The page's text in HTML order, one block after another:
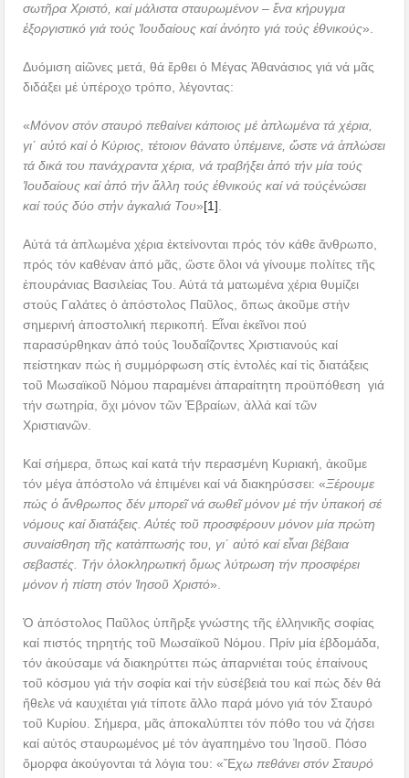
σωτῆρα Χριστό, καί μάλιστα σταυρωμένον – ἕνα κήρυγμα
ἐξοργιστικό γιά τούς Ἰουδαίους καί ἀνόητο γιά τούς ἐθνικούς».
Δυόμιση αἰῶνες μετά, θά ἔρθει ὁ Μέγας Ἀθανάσιος γιά νά μᾶς
διδάξει μέ ὑπέροχο τρόπο, λέγοντας:
«Μόνον στόν σταυρό πεθαίνει κάποιος μέ ἁπλωμένα τά χέρια,
γι΄ αὐτό καί ὁ Κύριος, τέτοιον θάνατο ὑπέμεινε, ὥστε νά ἁπλώσει
τά δικά του πανάχραντα χέρια, νά τραβήξει ἀπό τήν μία τούς
Ἰουδαίους καί ἀπό τήν ἄλλη τούς ἐθνικούς καί νά τούςἑνώσει
καί τούς δύο στἠν ἀγκαλιά Του»[1].
Αὐτά τά ἁπλωμένα χέρια ἐκτείνονται πρός τόν κάθε ἄνθρωπο,
πρός τόν καθέναν ἀπό μᾶς, ὥστε ὅλοι νά γίνουμε πολίτες τῆς
ἐπουράνιας Βασιλείας Του. Αὐτά τά ματωμένα χέρια θυμίζει
στούς Γαλάτες ὁ ἀπόστολος Παῦλος, ὅπως ἀκοῦμε στἠν
σημερινή ἀποστολική περικοπή. Εἶναι ἐκεῖνοι πού
παρασύρθηκαν ἀπό τούς Ἰουδαΐζοντες Χριστιανούς καί
πείστηκαν πώς ἡ συμμόρφωση στίς ἐντολές καί τἰς διατάξεις
τοῦ Μωσαϊκοῦ Νόμου παραμένει ἀπαραίτητη προϋπόθεση γιά
τήν σωτηρία, ὄχι μόνον τῶν Ἑβραίων, ἀλλά καί τῶν
Χριστιανῶν.
Καί σήμερα, ὅπως καί κατά τήν περασμένη Κυριακή, ἀκοῦμε
τόν μέγα ἀπόστολο νά ἐπιμένει καί νά διακηρύσσει: «Ξέρουμε
πώς ὁ ἄνθρωπος δέν μπορεῖ νά σωθεῖ μόνον μέ τήν ὑπακοή σέ
νόμους καί διατάξεις. Αὐτές τοῦ προσφέρουν μόνον μία πρώτη
συναίσθηση τῆς κατάπτωσής του, γι΄ αὐτό καί εἶναι βέβαια
σεβαστές. Τήν ὁλοκληρωτική ὅμως λύτρωση τήν προσφέρει
μόνον ἡ πίστη στόν Ἰησοῦ Χριστό».
Ὁ ἀπόστολος Παῦλος ὑπῆρξε γνώστης τῆς ἑλληνικῆς σοφίας
καί πιστός τηρητής τοῦ Μωσαϊκοῦ Νόμου. Πρίν μία ἑβδομάδα,
τόν ἀκούσαμε νά διακηρύττει πώς ἀπαρνιέται τούς ἐπαίνους
τοῦ κόσμου γιά τήν σοφία καί τήν εὐσέβειά του καί πώς δέν θά
ἤθελε νά καυχιέται γιά τίποτε ἄλλο παρά μόνο γιά τόν Σταυρό
τοῦ Κυρίου. Σήμερα, μᾶς ἀποκαλύπτει τόν πόθο του νά ζήσει
καί αὐτός σταυρωμένος μέ τόν ἀγαπημένο του Ἰησοῦ. Πόσο
ὄμορφα ἀκούγονται τά λόγια του: «Ἔχω πεθάνει στόν Σταυρό